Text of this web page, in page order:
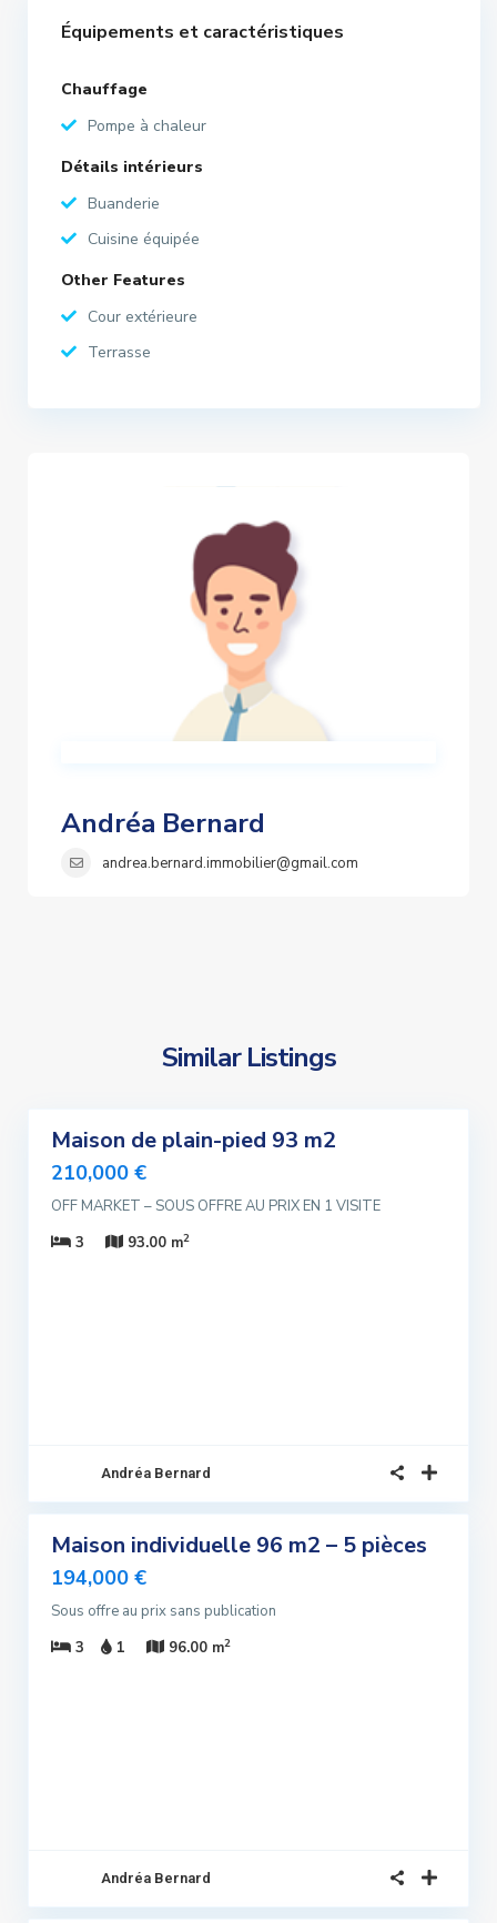
Équipements et caractéristiques
Chauffage
Pompe à chaleur
Détails intérieurs
Buanderie
Cuisine équipée
Other Features
Cour extérieure
Terrasse
Andréa Bernard
andrea.bernard.immobilier@gmail.com
Similar Listings
Maison de plain-pied 93 m2
210,000 €
OFF MARKET – SOUS OFFRE AU PRIX EN 1 VISITE
3
93.00 m2
Andréa Bernard
Maison individuelle 96 m2 – 5 pièces
194,000 €
Sous offre au prix sans publication
3
1 96.00 m2
Andréa Bernard